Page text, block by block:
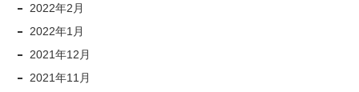
2022年2月
2022年1月
2021年12月
2021年11月